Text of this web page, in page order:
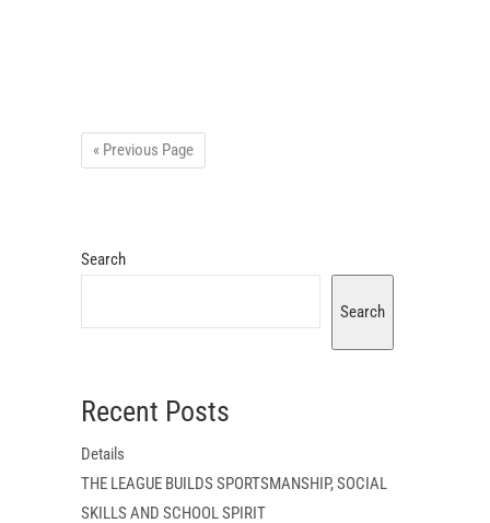
« Previous Page
Search
Search
Recent Posts
Details
THE LEAGUE BUILDS SPORTSMANSHIP, SOCIAL
SKILLS AND SCHOOL SPIRIT